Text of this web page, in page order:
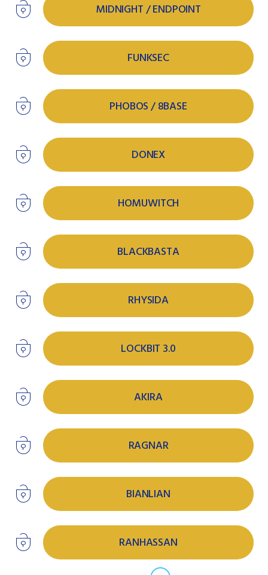
MIDNIGHT / ENDPOINT
FUNKSEC
PHOBOS / 8BASE
DONEX
HOMUWITCH
BLACKBASTA
RHYSIDA
LOCKBIT 3.0
AKIRA
RAGNAR
BIANLIAN
RANHASSAN